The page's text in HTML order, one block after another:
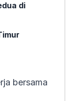
di
bersama